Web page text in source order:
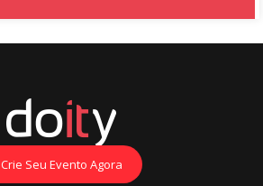
Crie Seu Evento Agora